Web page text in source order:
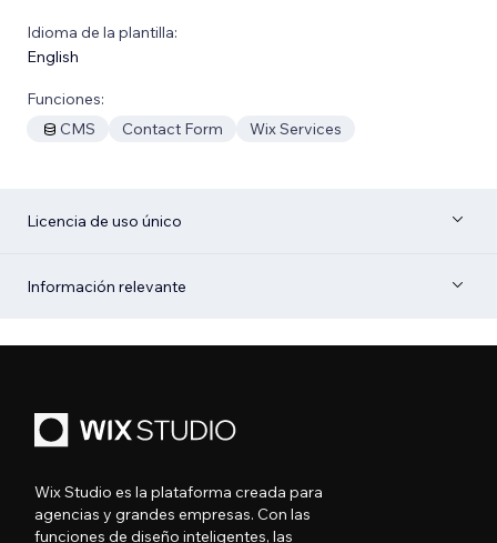
Idioma de la plantilla:
English
Funciones:
CMS
Contact Form Wix Services
Licencia de uso único
Información relevante
Wix Studio es la plataforma creada para
agencias y grandes empresas. Con las
funciones de diseño inteligentes, las